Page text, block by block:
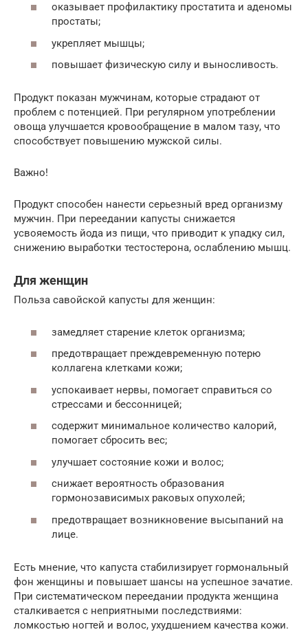
оказывает профилактику простатита и аденомы
простаты;
укрепляет мышцы;
повышает физическую силу и выносливость.
Продукт показан мужчинам, которые страдают от
проблем с потенцией. При регулярном употреблении
овоща улучшается кровообращение в малом тазу, что
способствует повышению мужской силы.
Важно!
Продукт способен нанести серьезный вред организму
мужчин. При переедании капусты снижается
усвояемость йода из пищи, что приводит к упадку сил,
снижению выработки тестостерона, ослаблению мышц.
Для женщин
Польза савойской капусты для женщин:
замедляет старение клеток организма;
предотвращает преждевременную потерю
коллагена клетками кожи;
успокаивает нервы, помогает справиться со
стрессами и бессонницей;
содержит минимальное количество калорий,
помогает сбросить вес;
улучшает состояние кожи и волос;
снижает вероятность образования
гормонозависимых раковых опухолей;
предотвращает возникновение высыпаний на
лице.
Есть мнение, что капуста стабилизирует гормональный
фон женщины и повышает шансы на успешное зачатие.
При систематическом переедании продукта женщина
сталкивается с неприятными последствиями:
ломкостью ногтей и волос, ухудшением качества кожи.